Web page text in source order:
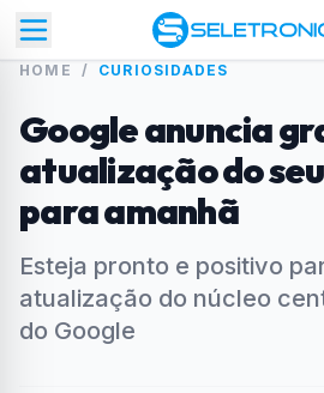
HOME / CURIOSIDADES
Google anuncia
atualização do
para amanhã
Esteja pronto e positivo
atualização do núcleo
do Google